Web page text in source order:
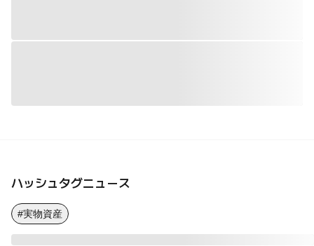
ハッシュタグニュース
#実物資産